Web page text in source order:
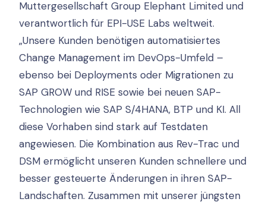
Muttergesellschaft Group Elephant Limited und
verantwortlich für EPI-USE Labs weltweit.
„Unsere Kunden benötigen automatisiertes
Change Management im DevOps-Umfeld –
ebenso bei Deployments oder Migrationen zu
SAP GROW und RISE sowie bei neuen SAP-
Technologien wie SAP S/4HANA, BTP und KI. All
diese Vorhaben sind stark auf Testdaten
angewiesen. Die Kombination aus Rev-Trac und
DSM ermöglicht unseren Kunden schnellere und
besser gesteuerte Änderungen in ihren SAP-
Landschaften. Zusammen mit unserer jüngsten